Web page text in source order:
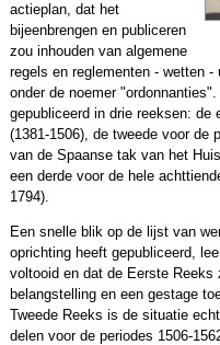
actieplan, dat het
bijeenbrengen en publiceren
zou inhouden van algemene
regels en reglementen - wetten
onder de noemer
gepubliceerd in drie reeksen: de
(1381-1506), de tweede voor de
van de Spaanse tak van het
een derde voor de hele
1794).
Een snelle blik op de lijst van
oprichting heeft gepubliceerd,
voltooid en dat de Eerste
belangstelling en een gestage
Tweede Reeks is de situatie
delen voor de periodes 1506-